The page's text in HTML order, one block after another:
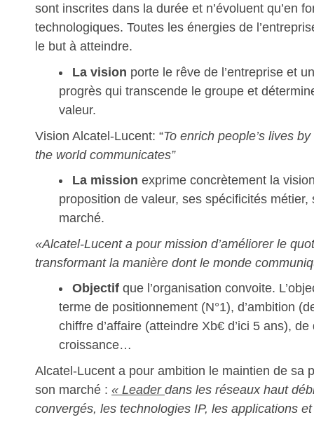
sont inscrites dans la durée et n’évoluent qu’en
technologiques. Toutes les énergies de
le but à atteindre.
La vision porte le rêve de l’entreprise et
progrès qui transcende le groupe et
valeur.
Vision Alcatel-Lucent: “To enrich people’s lives
the world communicates”
La mission exprime concrètement la
proposition de valeur, ses spécificités métier,
marché.
«Alcatel-Lucent a pour mission d’améliorer le
transformant la manière dont le monde
Objectif que l’organisation convoite.
terme de positionnement (N°1), d’ambition
chiffre d’affaire (atteindre Xb€ d’ici 5 ans),
croissance…
Alcatel-Lucent a pour ambition le maintien de sa
son marché : « Leader dans les réseaux haut
convergés, les technologies IP, les applications